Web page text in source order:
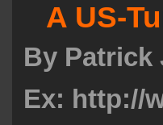
A US-
By Patrick
Ex: http://